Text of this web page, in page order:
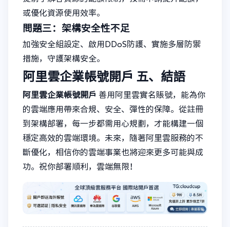
或優化資源使用效率。
問題三：架構安全性不足
加強安全組設定、啟用DDoS防護、實施多層防禦
措施，守護架構安全。
阿里雲企業帳號開戶 五、結語
阿里雲企業帳號開戶 善用阿里雲實名賬號，能為你
的雲端應用帶來合規、安全、彈性的保障。從註冊
到架構部署，每一步都需用心規劃，才能構建一個
穩定高效的雲端環境。未來，隨著阿里雲服務的不
斷優化，相信你的雲端事業也將迎來更多可能與成
功。祝你部署順利，雲端無限！